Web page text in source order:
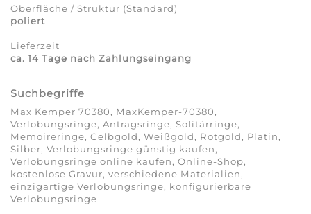
Oberfläche / Struktur (Standard)
poliert
Lieferzeit
ca. 14 Tage nach Zahlungseingang
Suchbegriffe
Max Kemper 70380, MaxKemper-70380,
Verlobungsringe, Antragsringe, Solitärringe,
Memoireringe, Gelbgold, Weißgold, Rotgold, Platin,
Silber, Verlobungsringe günstig kaufen,
Verlobungsringe online kaufen, Online-Shop,
kostenlose Gravur, verschiedene Materialien,
einzigartige Verlobungsringe, konfigurierbare
Verlobungsringe